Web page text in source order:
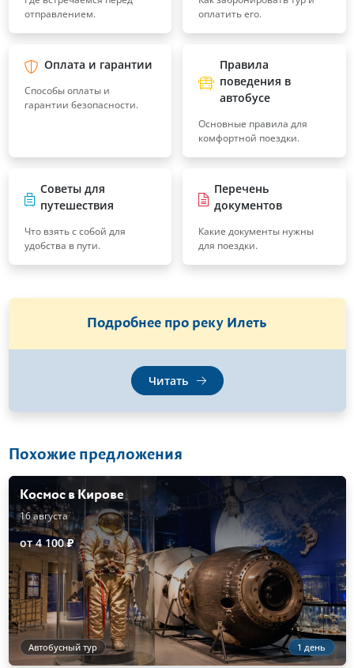
отправлением.
оплатить его.
Оплата и гарантии
Способы оплаты и
гарантии безопасности.
Правила
поведения в
автобусе
Основные правила для
комфортной поездки.
Советы для
путешествия
Что взять с собой для
удобства в пути.
Перечень
документов
Какие документы нужны
для поездки.
Подробнее про реку Илеть
Читать
Похожие предложения
Космос в Кирове
16 августа
от 4 100 ₽
Автобусный тур 1 день